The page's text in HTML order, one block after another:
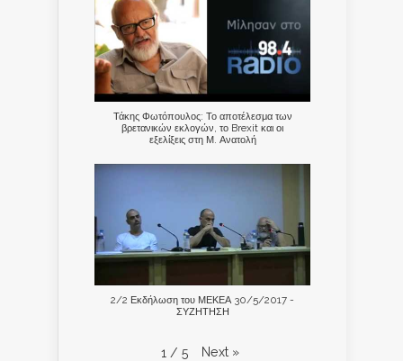
Τάκης Φωτόπουλος: Το αποτέλεσμα των
βρετανικών εκλογών, το Brexit και οι
εξελίξεις στη Μ. Ανατολή
2/2 Εκδήλωση του ΜΕΚΕΑ 30/5/2017 -
ΣΥΖΗΤΗΣΗ
1 / 5 Next »